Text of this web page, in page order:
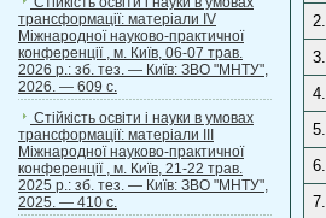
трансформації: матеріали ІV
Міжнародної науково-практичної
конференції , м. Київ, 06-07 трав.
2026 р.: зб. тез. — Київ: ЗВО "МНТУ",
2026. — 609 с.
Стійкість освіти і науки в умовах
трансформації: матеріали ІІІ
Міжнародної науково-практичної
конференції , м. Київ, 21-22 трав.
2025 р.: зб. тез. — Київ: ЗВО "МНТУ",
2025. — 410 с.
2.
3.
4.
5.
6.
7.